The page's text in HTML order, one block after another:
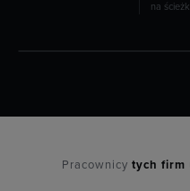
na
Pracownicy tych firm